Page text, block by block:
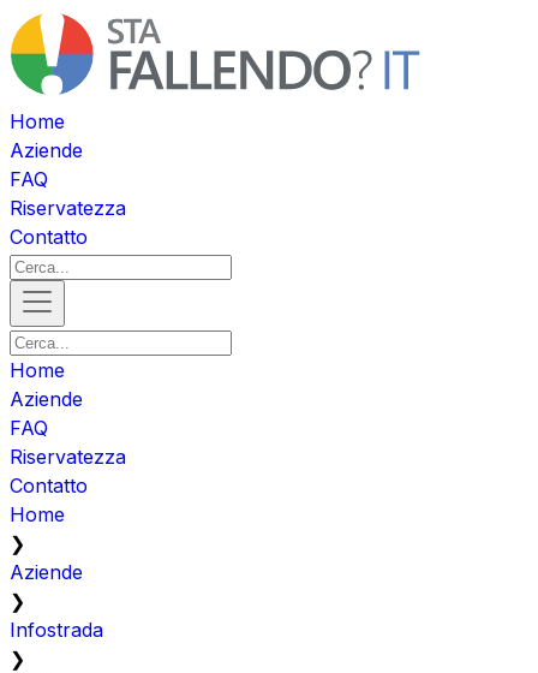
Home
Aziende
FAQ
Riservatezza
Contatto
Home
Aziende
FAQ
Riservatezza
Contatto
Home
❯
Aziende
❯
Infostrada
❯